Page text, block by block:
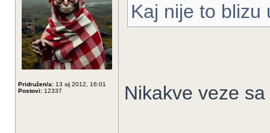
Pridružen/a: 13 sij 2012, 16:01
Postovi: 12337
Kaj nije to blizu
Nikakve veze